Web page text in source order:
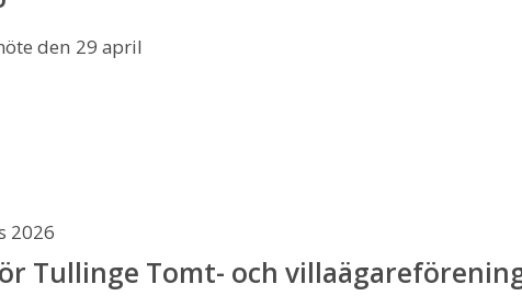
den 29 april
2026
Tullinge Tomt- och